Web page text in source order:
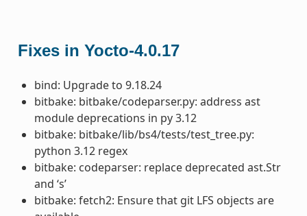
Fixes in Yocto-4.0.17
bind: Upgrade to 9.18.24
bitbake: bitbake/codeparser.py: address ast
module deprecations in py 3.12
bitbake: bitbake/lib/bs4/tests/test_tree.py:
python 3.12 regex
bitbake: codeparser: replace deprecated ast.Str
and ‘s’
bitbake: fetch2: Ensure that git LFS objects are